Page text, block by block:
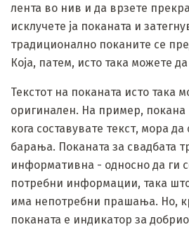
лента во нив и да врзете
исклучете ја поканата и
традиционално поканите се
Која, патем, исто така можете
Текстот на поканата исто така
оригинален. На пример, покана
кога составувате текст, мора
барања. Поканата за свадбата
информативна - односно да ги
потребни информации, така
има непотребни прашања. Но,
поканата е индикатор за